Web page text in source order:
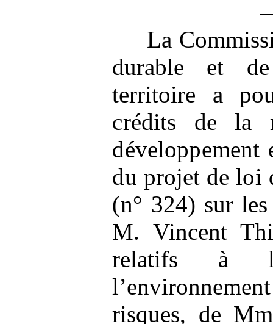
La
durable et de
territoire a
crédits de la
du projet de loi
(n° 324) sur
M. Vincent
relatifs à
risques, de